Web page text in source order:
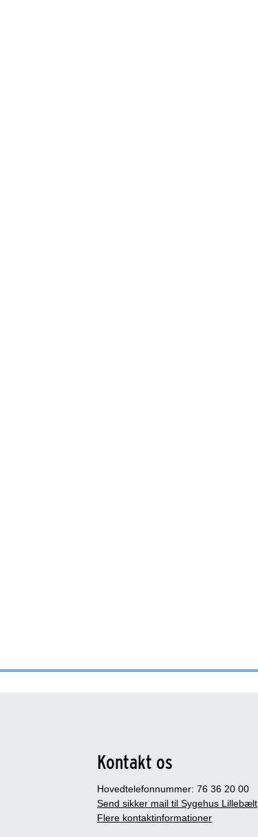
Kontakt os
Hovedtelefonnummer: 76 36 20 00
Send sikker mail til Sygehus Lillebælt
Flere kontaktinformationer